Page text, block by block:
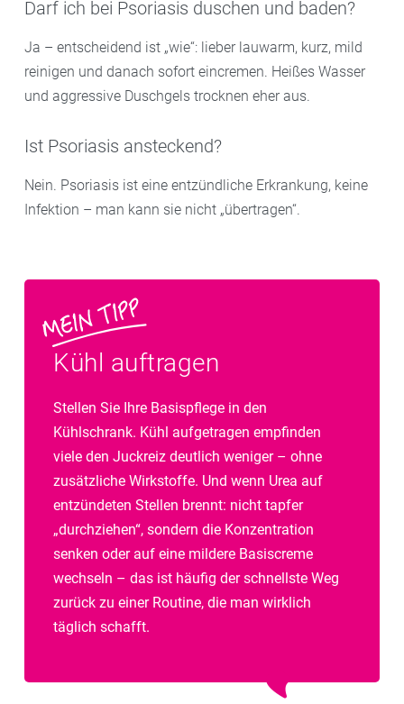
Darf ich bei Psoriasis duschen und baden?
Ja – entscheidend ist „wie“: lieber lauwarm, kurz, mild
reinigen und danach sofort eincremen. Heißes Wasser
und aggressive Duschgels trocknen eher aus.
Ist Psoriasis ansteckend?
Nein. Psoriasis ist eine entzündliche Erkrankung, keine
Infektion – man kann sie nicht „übertragen“.
Kühl auftragen
Stellen Sie Ihre Basispflege in den
Kühlschrank. Kühl aufgetragen empfinden
viele den Juckreiz deutlich weniger – ohne
zusätzliche Wirkstoffe. Und wenn Urea auf
entzündeten Stellen brennt: nicht tapfer
„durchziehen“, sondern die Konzentration
senken oder auf eine mildere Basiscreme
wechseln – das ist häufig der schnellste Weg
zurück zu einer Routine, die man wirklich
täglich schafft.